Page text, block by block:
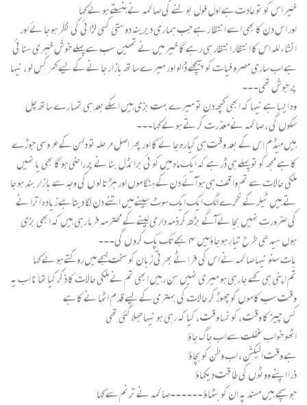
خیر اس کو تو عادت ہے اول فول بو لنے کی صائمہ نے ہنستے ہو ئے کہا
اور اس دن کا بھی اسے انتظا ر ہے جب ہما ری دیرینہ دوستی کسی لڑا ئی کی نظر ہو جا ئے اور
انشا ء للہ اس کا انتظار انتظار ہی رہے گا خیر میں نے تمھیں سب سے پہلے خوش خبری سنا ئی
ہے اب ساری مصرو فیا ت کو پیچھے ڈالو اور میرے سا تھ بازا ر جا نے کے لیے کمر کس لو ، نیہا
پر جوش تھی۔۔۔
وہ ایسا ہے نیہا کہ ابھی کچھ دن تو میرے بہت بزی ہیں اسکے بعد ہی تمہا رے ساتھ چل
سکوں گی ، صائمہ نے معذرت کرتے ہوئے کہا۔۔۔
ہیں میڈم اس کے بعد وقت ہی کیا رہ جا ئے گا اور پھر اصل مرحلہ تو دلہن کے عروسی جوڑے
کا ہے مجھ کو تو پہلے ہی ڈر ہے کہ ایک ماہ میں کو ئی برا ئڈل بنا نے پر راضی ہو گا بھی یا نہیں
ملکی حالات سے تم وا قف ہی ہو آئے دن کے ہنگا موں اور ہڑ تا لو ں کی وجہ سے با زار بند ہو جا
تے ہیں ٹیلر کے نخرے الگ ایک ایک سوٹ سینے میں اتنے دن لگا دیتا ہے زیادہ اترا نے
کی ضرورت نہیں بجا ئے آگے بڑھ کر ذمہ داری لینے کے محترمہ فر ما رہی ہیں کہ ابھی بزی
ہوں سیدھی طرح تیا ر ہو جا ؤ میں ۴ بجے تک پک کرو ں گی۔۔۔
بات سنو نیہا صائمہ نے اس کی فرا ٹے بھرتی زبان کو سخت لہجے میں روکتے ہو ئے کہا
تم اپنی ہی کہے جا رہی ہو میری نہیں سن رہیں ابھی تم نے ملکی حالات کا ذکر کیا تھا نا اب یہ
وقت سب کا موں کو چھوڑ کر حالات کی بہتری کے لیے قدم اٹھا نے کا ہے
کس چیز کا وقت ، کو نسا وقت ، کیا کہ رہی ہو نیہا جھلا گئی تھی
اٹھو خواب غفلت سے اب جا گ جا ؤ
ہے وقت الیکشن ، اب وطن کو بچا ؤ
ذرا اپنے ووٹو ں کی طا قت دیکھا ؤ
جو سچے ہیں مسند پہ ان کو بٹھا ؤ ۔۔۔۔۔۔صائمہ نے ترنم سے کہا